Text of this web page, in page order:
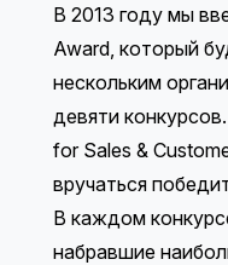
В 2013 году мы
Award, который
нескольким
девяти
for Sales &
вручаться
В каждом
набравшие